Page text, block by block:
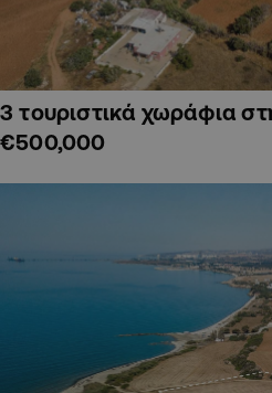
3 τουριστικά χωράφια
€500,000